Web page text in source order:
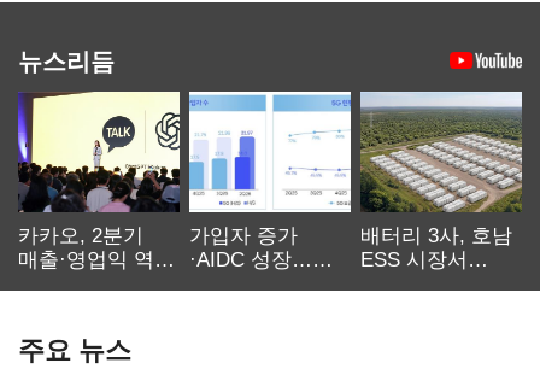
뉴스리듬
카카오, 2분기
매출·영업익 역대
가입자 증가
·AIDC 성장…
배터리 3사, 호남
ESS 시장서
주요 뉴스